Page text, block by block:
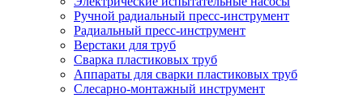
Ручной радиальный пресс-инструмент
Радиальный пресс-инструмент
Верстаки для труб
Сварка пластиковых труб
Аппараты для сварки пластиковых труб
Слесарно-монтажный инструмент